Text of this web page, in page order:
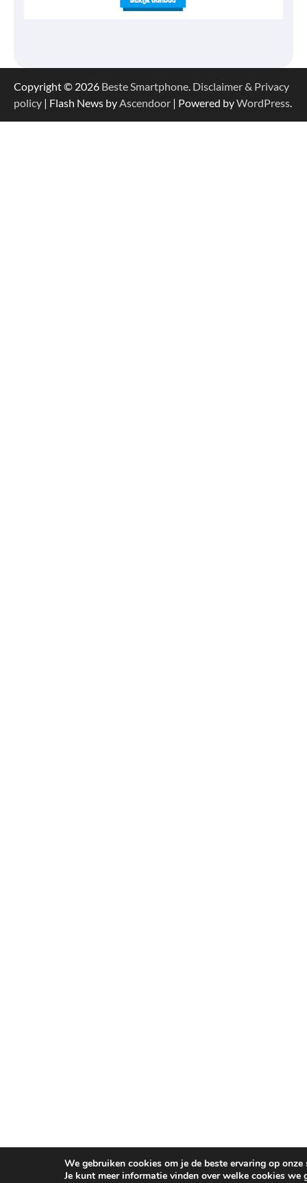
Copyright © 2026 Beste Smartphone. Disclaimer & Privacy
policy | Flash News byAscendoor | Powered byWordPress.
We gebruiken cookies om je de beste ervaring op onze
Je kunt meer informatie vinden over welke cookies